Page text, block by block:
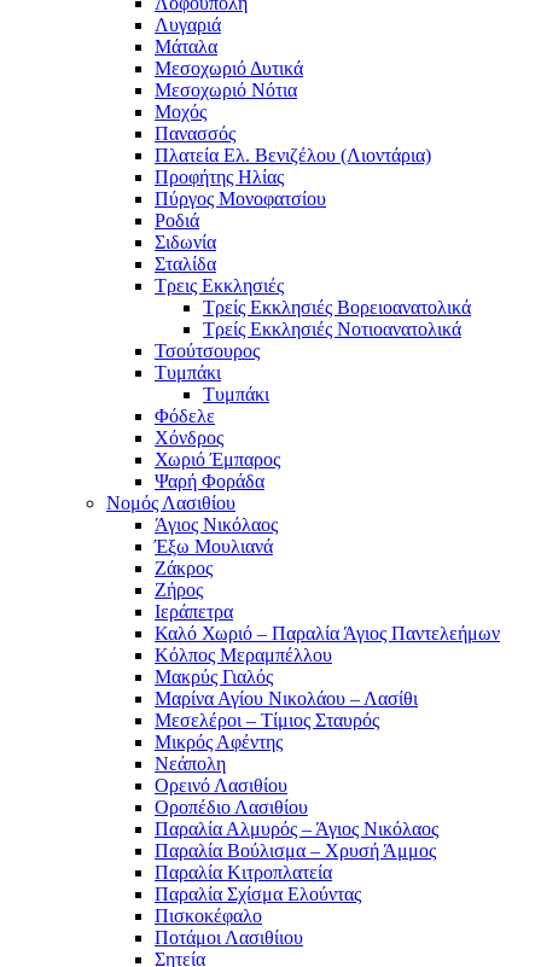
Λυγαριά
Μάταλα
Μεσοχωριό Δυτικά
Μεσοχωριό Νότια
Μοχός
Πανασσός
Πλατεία Ελ. Βενιζέλου (Λιοντάρια)
Προφήτης Ηλίας
Πύργος Μονοφατσίου
Ροδιά
Σιδωνία
Σταλίδα
Τρεις Εκκλησιές
Τρείς Εκκλησιές Βορειοανατολικά
Τρείς Εκκλησιές Νοτιοανατολικά
Τσούτσουρος
Τυμπάκι
Τυμπάκι
Φόδελε
Χόνδρος
Χωριό Έμπαρος
Ψαρή Φοράδα
Νομός Λασιθίου
Άγιος Νικόλαος
Έξω Μουλιανά
Ζάκρος
Ζήρος
Ιεράπετρα
Καλό Χωριό – Παραλία Άγιος Παντελεήμων
Κόλπος Μεραμπέλλου
Μακρύς Γιαλός
Μαρίνα Αγίου Νικολάου – Λασίθι
Μεσελέροι – Τίμιος Σταυρός
Μικρός Αφέντης
Νεάπολη
Ορεινό Λασιθίου
Οροπέδιο Λασιθίου
Παραλία Αλμυρός – Άγιος Νικόλαος
Παραλία Βούλισμα – Χρυσή Άμμος
Παραλία Κιτροπλατεία
Παραλία Σχίσμα Ελούντας
Πισκοκέφαλο
Ποτάμοι Λασιθίιου
Σητεία